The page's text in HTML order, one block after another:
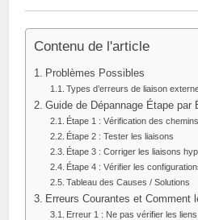
Contenu de l'article
Problèmes Possibles
Types d’erreurs de liaison
Guide de Dépannage Étape par
Étape 1 : Vérification des
Étape 2 : Tester les liaisons
Étape 3 : Corriger les liaisons
Étape 4 : Vérifier les
Tableau des Causes / Solutions
Erreurs Courantes et Comment
Erreur 1 : Ne pas vérifier les